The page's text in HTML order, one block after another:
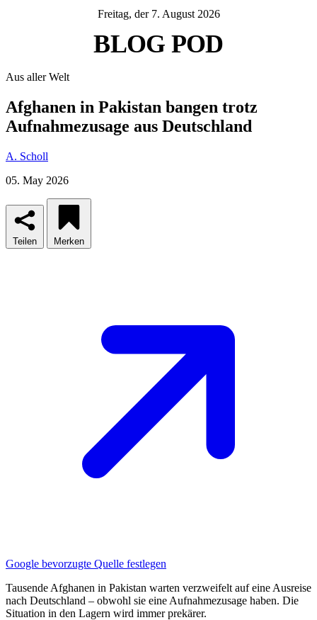
Freitag, der 7. August 2026
BLOG POD
Aus aller Welt
Afghanen in Pakistan bangen trotz
Aufnahmezusage aus Deutschland
A. Scholl
05. May 2026
Teilen Merken
Google bevorzugte Quelle festlegen
Tausende Afghanen in Pakistan warten verzweifelt auf eine Ausreise
nach Deutschland – obwohl sie eine Aufnahmezusage haben. Die
Situation in den Lagern wird immer prekärer.